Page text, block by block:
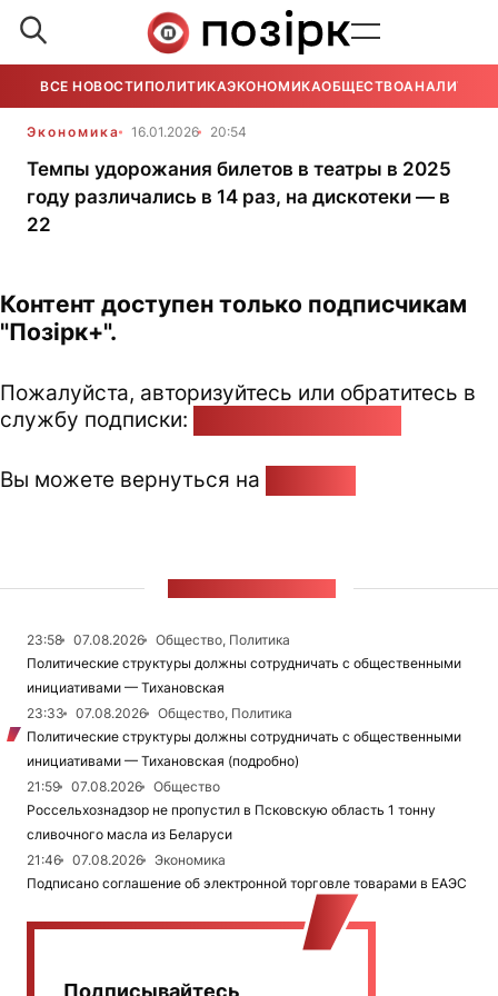
ВСЕ НОВОСТИ ПОЛИТИКАЭКОНОМИКАОБЩЕСТВОАНАЛИТИКА
Экономика 16.01.2026 20:54
Темпы удорожания билетов в театры в 2025
году различались в 14 раз, на дискотеки — в
22
Контент доступен только подписчикам
"Позірк+".
Пожалуйста, авторизуйтесь или обратитесь в
службу подписки:
Вы можете вернуться на
23:58 07.08.2026
Общество, Политика
Политические структуры должны сотрудничать с общественными
инициативами — Тихановская
23:33
07.08.2026
Общество, Политика
Политические структуры должны сотрудничать с общественными
инициативами — Тихановская (подробно)
21:59
07.08.2026
Общество
Россельхознадзор не пропустил в Псковскую область 1 тонну
сливочного масла из Беларуси
21:46
07.08.2026
Экономика
Подписано соглашение об электронной торговле товарами в ЕАЭС
Подписывайтесь